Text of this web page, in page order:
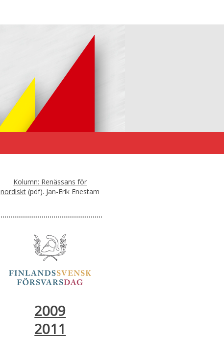
Kolumn: Renässans för
nordiskt (pdf). Jan-Erik Enestam
2009
2011